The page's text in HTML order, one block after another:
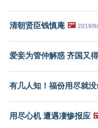
清朝贤臣钱慎庵 🖼️ 2019/
爱妾为管仲解惑 齐国又
有几人知！福份用尽就没
用尽心机 遭遇凄惨报应